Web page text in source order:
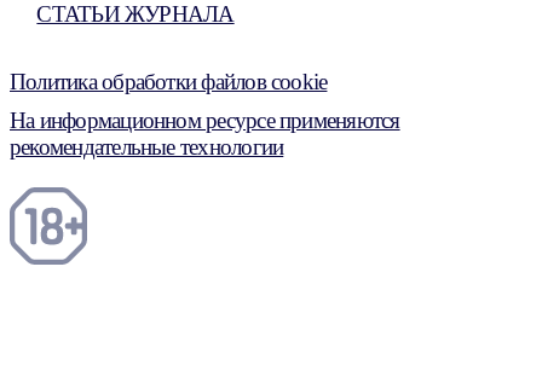
СТАТЬИ ЖУРНАЛА
Политика обработки файлов cookie
На информационном ресурсе применяются
рекомендательные технологии